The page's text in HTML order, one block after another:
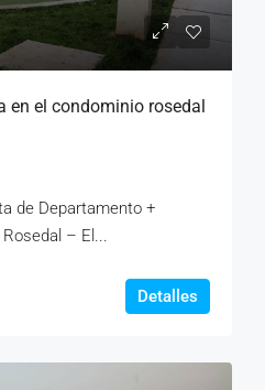
en el condominio rosedal
de Departamento +
– El...
Detalles